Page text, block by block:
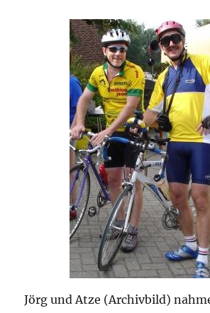
Jörg und Atze (Archivbild)